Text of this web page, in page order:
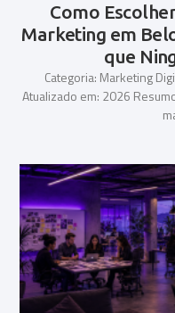
Como
Marketing em
que
Categoria: Marketing
Atualizado em: 2026